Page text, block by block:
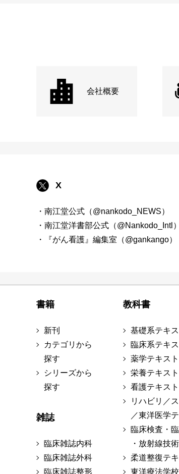
会社概要
X
・南江堂公式（@nankodo_NEWS）
・南江堂洋書部公式（@Nankodo_Intl）
・『がん看護』編集室（@gankango）
書籍
新刊
カテゴリから
探す
シリーズから
探す
雑誌
臨床雑誌内科
臨床雑誌外科
臨床雑誌整形
教科書
基礎系テキス
臨床系テキス
薬学テキスト
栄養テキスト
看護テキスト
リハビリ／
／東洋医学
臨床検査・
・放射線技
柔道整復テ
東洋療法学